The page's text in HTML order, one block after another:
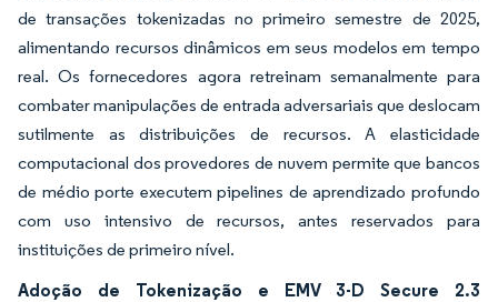
de transações tokenizadas no primeiro semestre de 2025,
alimentando recursos dinâmicos em seus modelos em tempo
real. Os fornecedores agora retreinam semanalmente para
combater manipulações de entrada adversariais que deslocam
sutilmente as distribuições de recursos. A elasticidade
computacional dos provedores de nuvem permite que bancos
de médio porte executem pipelines de aprendizado profundo
com uso intensivo de recursos, antes reservados para
instituições de primeiro nível.
Adoção de Tokenização e EMV 3-D Secure 2.3